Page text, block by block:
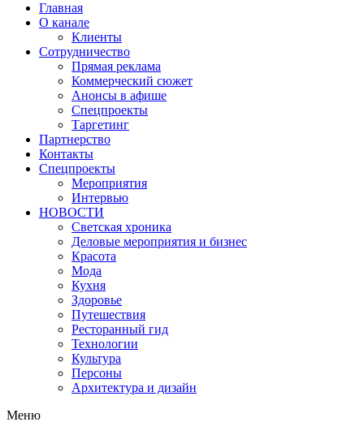
Главная
О канале
Клиенты
Сотрудничество
Прямая реклама
Коммерческий сюжет
Анонсы в афише
Cпецпроекты
Таргетинг
Партнерство
Контакты
Спецпроекты
Мероприятия
Интервью
НОВОСТИ
Светская хроника
Деловые мероприятия и бизнес
Красота
Мода
Кухня
Здоровье
Путешествия
Ресторанный гид
Технологии
Культура
Персоны
Архитектура и дизайн
Меню